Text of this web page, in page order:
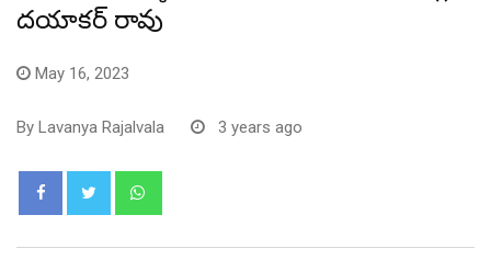
ద‌యాక‌ర్ రావు
May 16, 2023
By Lavanya Rajalvala 3 years ago